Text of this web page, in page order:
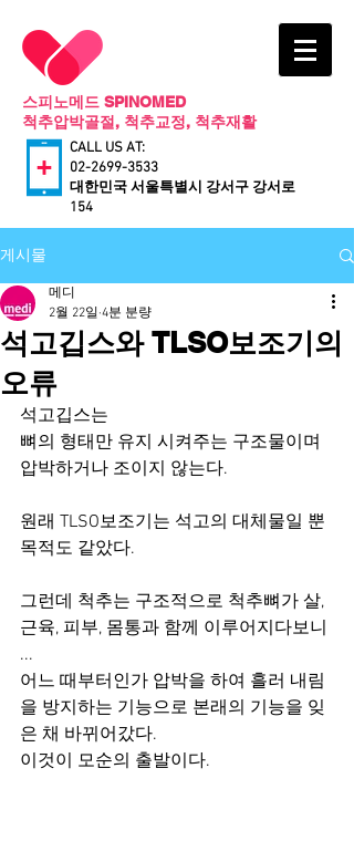
스피노메드 SPINOMED
척추압박골절, 척추교정, 척추재활
CALL US AT:
02-2699-3533
​대한민국 서울특별시 강서구 강서로
154
게시물
석고깁스와 TLSO보조기의
오류
메디
2월 22일 4분 분량
석고깁스는
뼈의 형태만 유지 시켜주는 구조물이며
압박하거나 조이지 않는다.
원래 TLSO보조기는 석고의 대체물일 뿐
목적도 같았다.
그런데 척추는 구조적으로 척추뼈가 살,
근육, 피부, 몸통과 함께 이루어지다보니
...
어느 때부터인가 압박을 하여 흘러 내림
을 방지하는 기능으로 본래의 기능을 잊
은 채 바뀌어갔다.
이것이 모순의 출발이다.